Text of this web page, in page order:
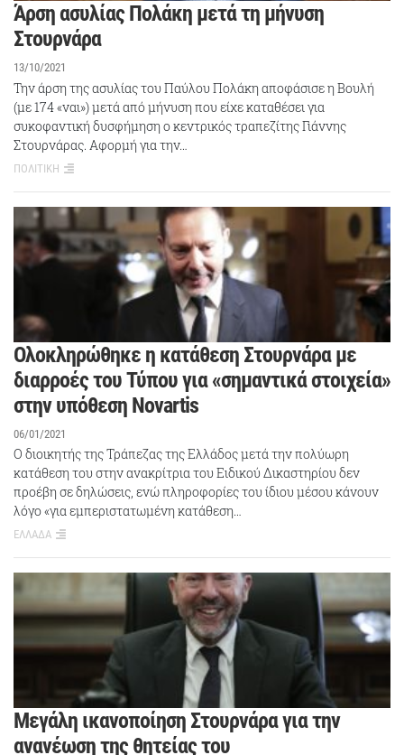
Άρση ασυλίας Πολάκη μετά τη μήνυση
Στουρνάρα
13/10/2021
Την άρση της ασυλίας του Παύλου Πολάκη αποφάσισε η Βουλή
(με 174 «ναι») μετά από μήνυση που είχε καταθέσει για
συκοφαντική δυσφήμηση ο κεντρικός τραπεζίτης Γιάννης
Στουρνάρας. Αφορμή για την…
ΠΟΛΙΤΙΚΗ
Ολοκληρώθηκε η κατάθεση Στουρνάρα με
διαρροές του Τύπου για «σημαντικά στοιχεία»
στην υπόθεση Novartis
06/01/2021
Ο διοικητής της Τράπεζας της Ελλάδος μετά την πολύωρη
κατάθεση του στην ανακρίτρια του Ειδικού Δικαστηρίου δεν
προέβη σε δηλώσεις, ενώ πληροφορίες του ίδιου μέσου κάνουν
λόγο «για εμπεριστατωμένη κατάθεση…
ΕΛΛΑΔΑ
Μεγάλη ικανοποίηση Στουρνάρα για την
ανανέωση της θητείας του